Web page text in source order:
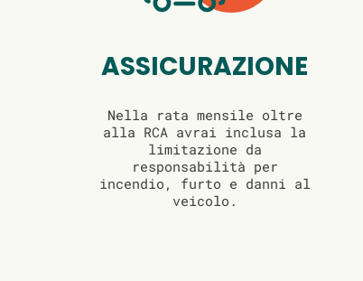
ASSICURAZIONE
Nella rata mensile oltre
alla RCA avrai inclusa la
limitazione da
responsabilità per
incendio, furto e danni al
veicolo.